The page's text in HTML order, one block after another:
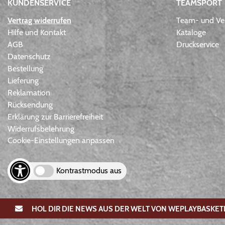
KUNDENSERVICE
Vertrag widerrufen
Hilfe und Kontakt
AGB
Datenschutz
Bestellung
Lieferung
Reklamation
Rücksendung
Erklärung zur Barrierefreiheit
Widerrufsbelehrung
Cookie-Einstellungen anpassen
Kontrastmodus aus
TEAMSPORT
Team- und
Kataloge
Druckservice
HOL DIR DIE NEWS AUS DER WELT VON